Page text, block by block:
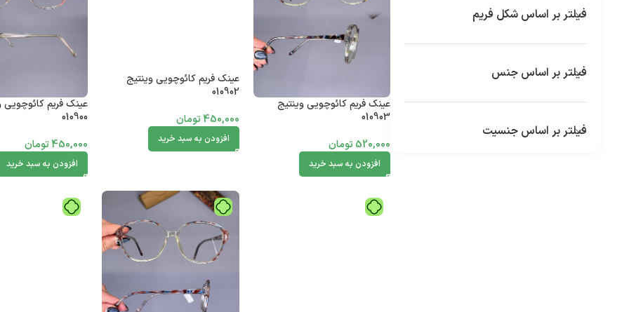
فیلتر بر اساس شکل فریم
فیلتر بر اساس جنس
فیلتر بر اساس جنسیت
عینک فریم کائوچویی وینتیج
010903
520,000تومان
افزودن به سبد خرید
عینک فریم کائوچویی وینتیج
010902
450,000 تومان
افزودن به سبد خرید
عینک فریم کائوچویی
010900
450,000تومان
افزودن به سبد خرید